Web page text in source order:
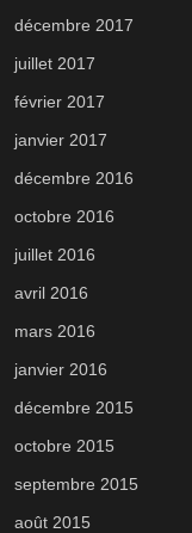
décembre 2017
juillet 2017
février 2017
janvier 2017
décembre 2016
octobre 2016
juillet 2016
avril 2016
mars 2016
janvier 2016
décembre 2015
octobre 2015
septembre 2015
août 2015